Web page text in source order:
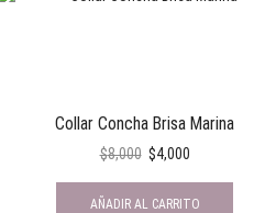
Collar Concha Brisa Marina
$8,000 $4,000
AÑADIR AL CARRITO